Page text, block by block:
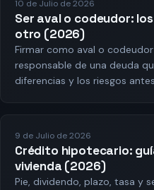
10 de Julio de 2026
Ser aval o codeudor:
otro (2026)
Firmar como aval o
responsable de una deuda
diferencias y los riesgos
9 de Julio de 2026
Crédito hipotecario:
vivienda (2026)
Pie, dividendo, plazo, tasa y